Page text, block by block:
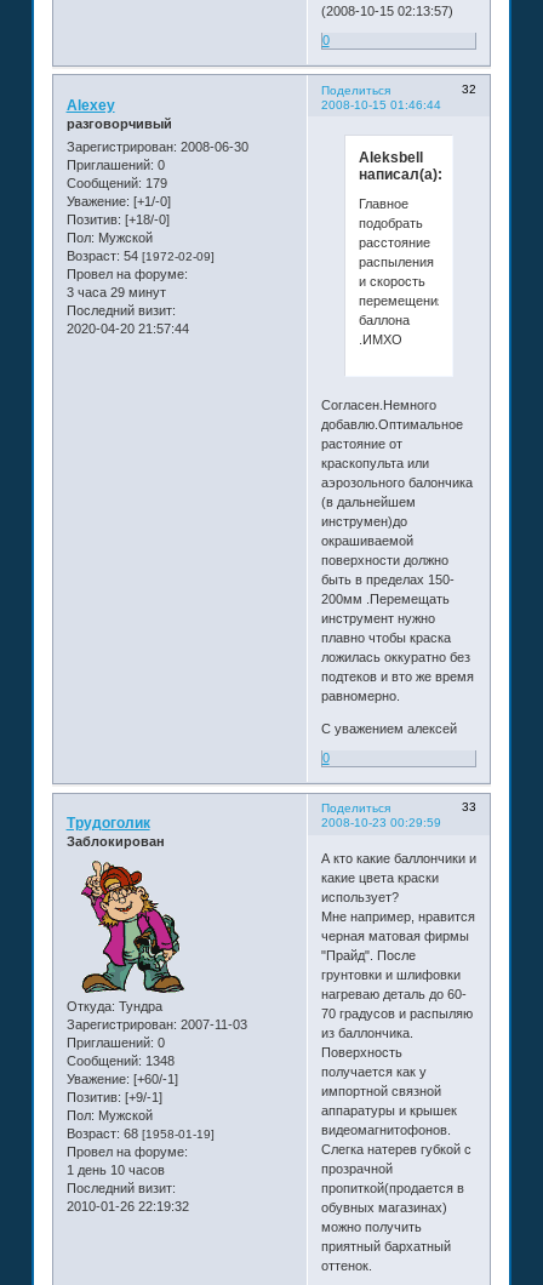
(2008-10-15 02:13:57)
0
Поделиться
32
2008-10-15 01:46:44
Alexey
разговорчивый
Зарегистрирован: 2008-06-30
Приглашений: 0
Сообщений: 179
Уважение: [+1/-0]
Позитив: [+18/-0]
Пол: Мужской
Возраст: 54 [1972-02-09]
Провел на форуме:
3 часа 29 минут
Последний визит:
2020-04-20 21:57:44
Aleksbell
написал(а):
Главное
подобрать
расстояние
распыления
и скорость
перемещения
баллона
.ИМХО
Согласен.Немного
добавлю.Оптимальное
растояние от
краскопульта или
аэрозольного балончика
(в дальнейшем
инструмен)до
окрашиваемой
поверхности должно
быть в пределах 150-
200мм .Перемещать
инструмент нужно
плавно чтобы краска
ложилась оккуратно без
подтеков и вто же время
равномерно.
С уважением алексей
0
Поделиться
33
2008-10-23 00:29:59
Трудоголик
Заблокирован
Откуда: Тундра
Зарегистрирован: 2007-11-03
Приглашений: 0
Сообщений: 1348
Уважение: [+60/-1]
Позитив: [+9/-1]
Пол: Мужской
Возраст: 68 [1958-01-19]
Провел на форуме:
1 день 10 часов
Последний визит:
2010-01-26 22:19:32
А кто какие баллончики и
какие цвета краски
использует?
Мне например, нравится
черная матовая фирмы
"Прайд". После
грунтовки и шлифовки
нагреваю деталь до 60-
70 градусов и распыляю
из баллончика.
Поверхность
получается как у
импортной связной
аппаратуры и крышек
видеомагнитофонов.
Слегка натерев губкой с
прозрачной
пропиткой(продается в
обувных магазинах)
можно получить
приятный бархатный
оттенок.